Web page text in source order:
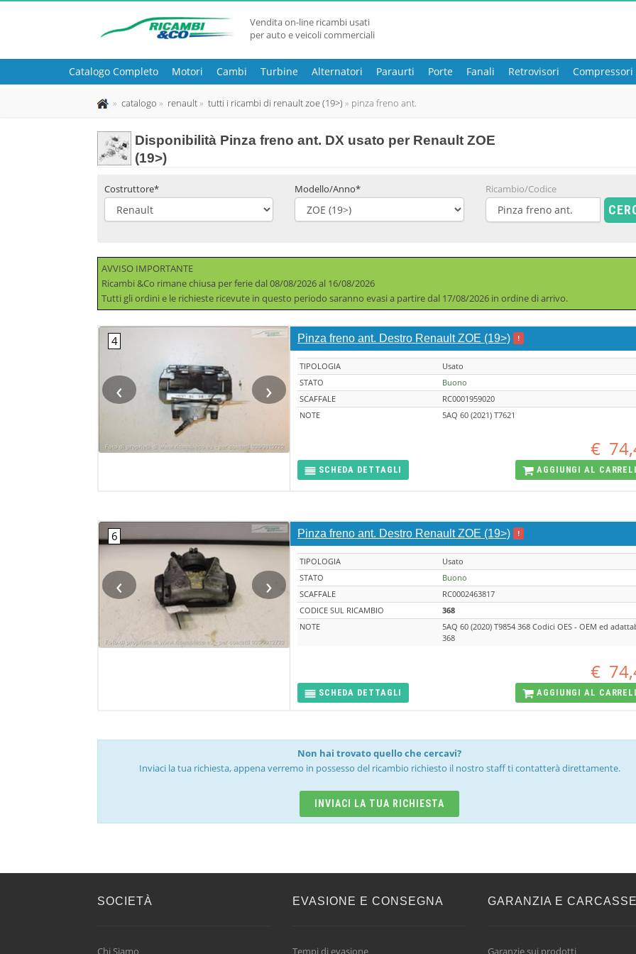
Vendita on-line ricambi usati
per auto e veicoli commerciali
Catalogo Completo Motori Cambi Turbine Alternatori Paraurti Porte Fanali Retrovisori Compressori
catalogo renault tutti i ricambi di renault zoe (19>) pinza freno ant.
Disponibilità Pinza freno ant. DX usato per Renault ZOE
(19>)
Costruttore* Modello/Anno* Ricambio/Codice
AVVISO IMPORTANTE
Ricambi &Co rimane chiusa per ferie dal 08/08/2026 al 16/08/2026
Tutti gli ordini e le richieste ricevute in questo periodo saranno evasi a partire dal 17/08/2026 in ordine di arrivo.
‹ ›
Pinza freno ant. Destro Renault ZOE (19>) !
TIPOLOGIA
Usato
STATO
Buono
SCAFFALE
RC0001959020
NOTE
5AQ 60 (2021) T7621
€
SCHEDA DETTAGLI AGGIUNGI AL
‹ ›
Pinza freno ant. Destro Renault ZOE (19>) !
TIPOLOGIA
Usato
STATO
Buono
SCAFFALE
RC0002463817
CODICE SUL RICAMBIO
368
NOTE
5AQ 60 (2020) T9854 368 Codici OES - OEM ed
368
€
SCHEDA DETTAGLI AGGIUNGI AL
Non hai trovato quello che cercavi?
Inviaci la tua richiesta, appena verremo in possesso del ricambio richiesto il nostro staff ti contatterà direttamente.
INVIACI LA TUA RICHIESTA
SOCIETÀ
Chi Siamo
EVASIONE E CONSEGNA
Tempi di evasione
GARANZIA E CARCASSE
Garanzie sui prodotti